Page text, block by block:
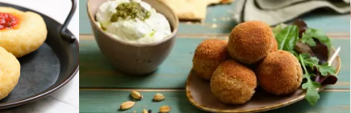
Durata
50 min
Difficoltà
Intermedio
Persone
4